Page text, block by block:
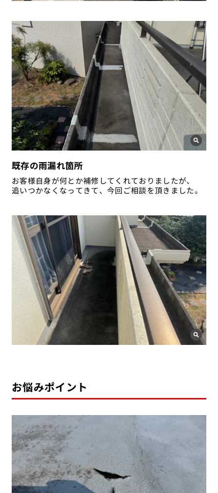
既存の雨漏れ箇所
お客様自身が何とか補修してくれておりましたが、
追いつかなくなってきて、今回ご相談を頂きました。
お悩みポイント